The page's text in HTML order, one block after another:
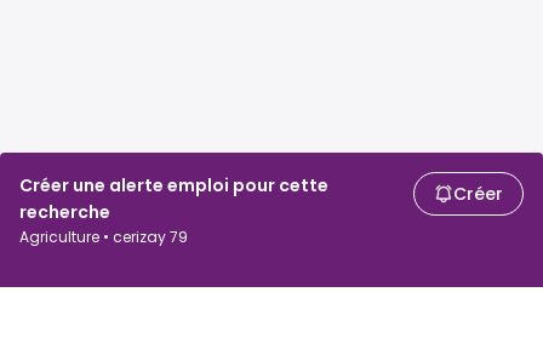
Créer une alerte emploi pour cette
recherche
Agriculture • cerizay 79
Créer